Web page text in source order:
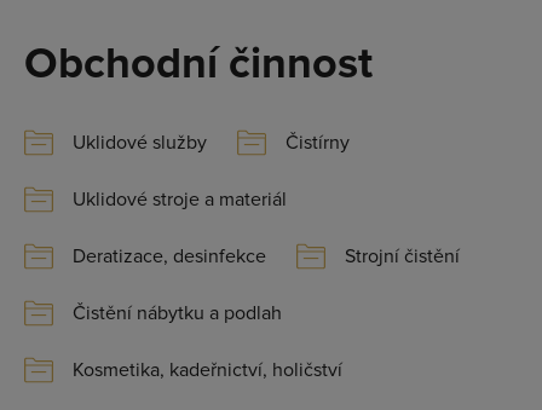
Obchodní činnost
Uklidové služby Čistírny
Uklidové stroje a materiál
Deratizace, desinfekce Strojní čistění
Čistění nábytku a podlah
Kosmetika, kadeřnictví, holičství